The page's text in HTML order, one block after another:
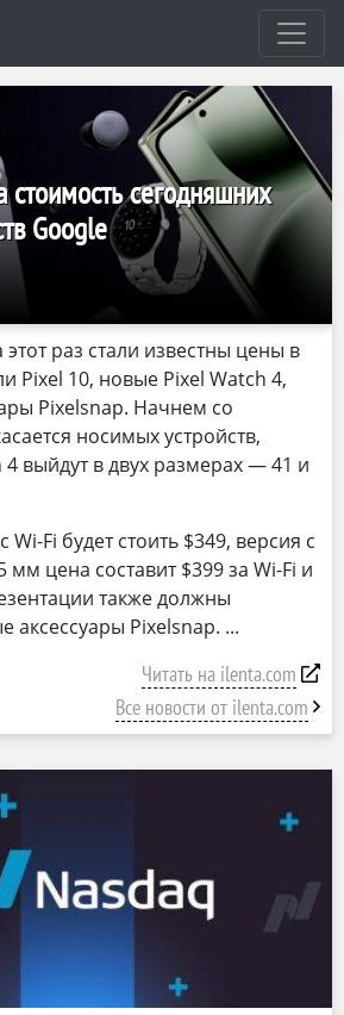
стоимость сегодняшних
Google
этот раз стали известны цены в
Pixel 10, новые Pixel Watch 4,
Pixelsnap. Начнем со
носимых устройств,
выйдут в двух размерах — 41 и
Fi будет стоить $349, версия с
мм цена составит $399 за Wi-Fi и
также должны
аксессуары Pixelsnap.
Читать на ilenta.com
Все новости от ilenta.com